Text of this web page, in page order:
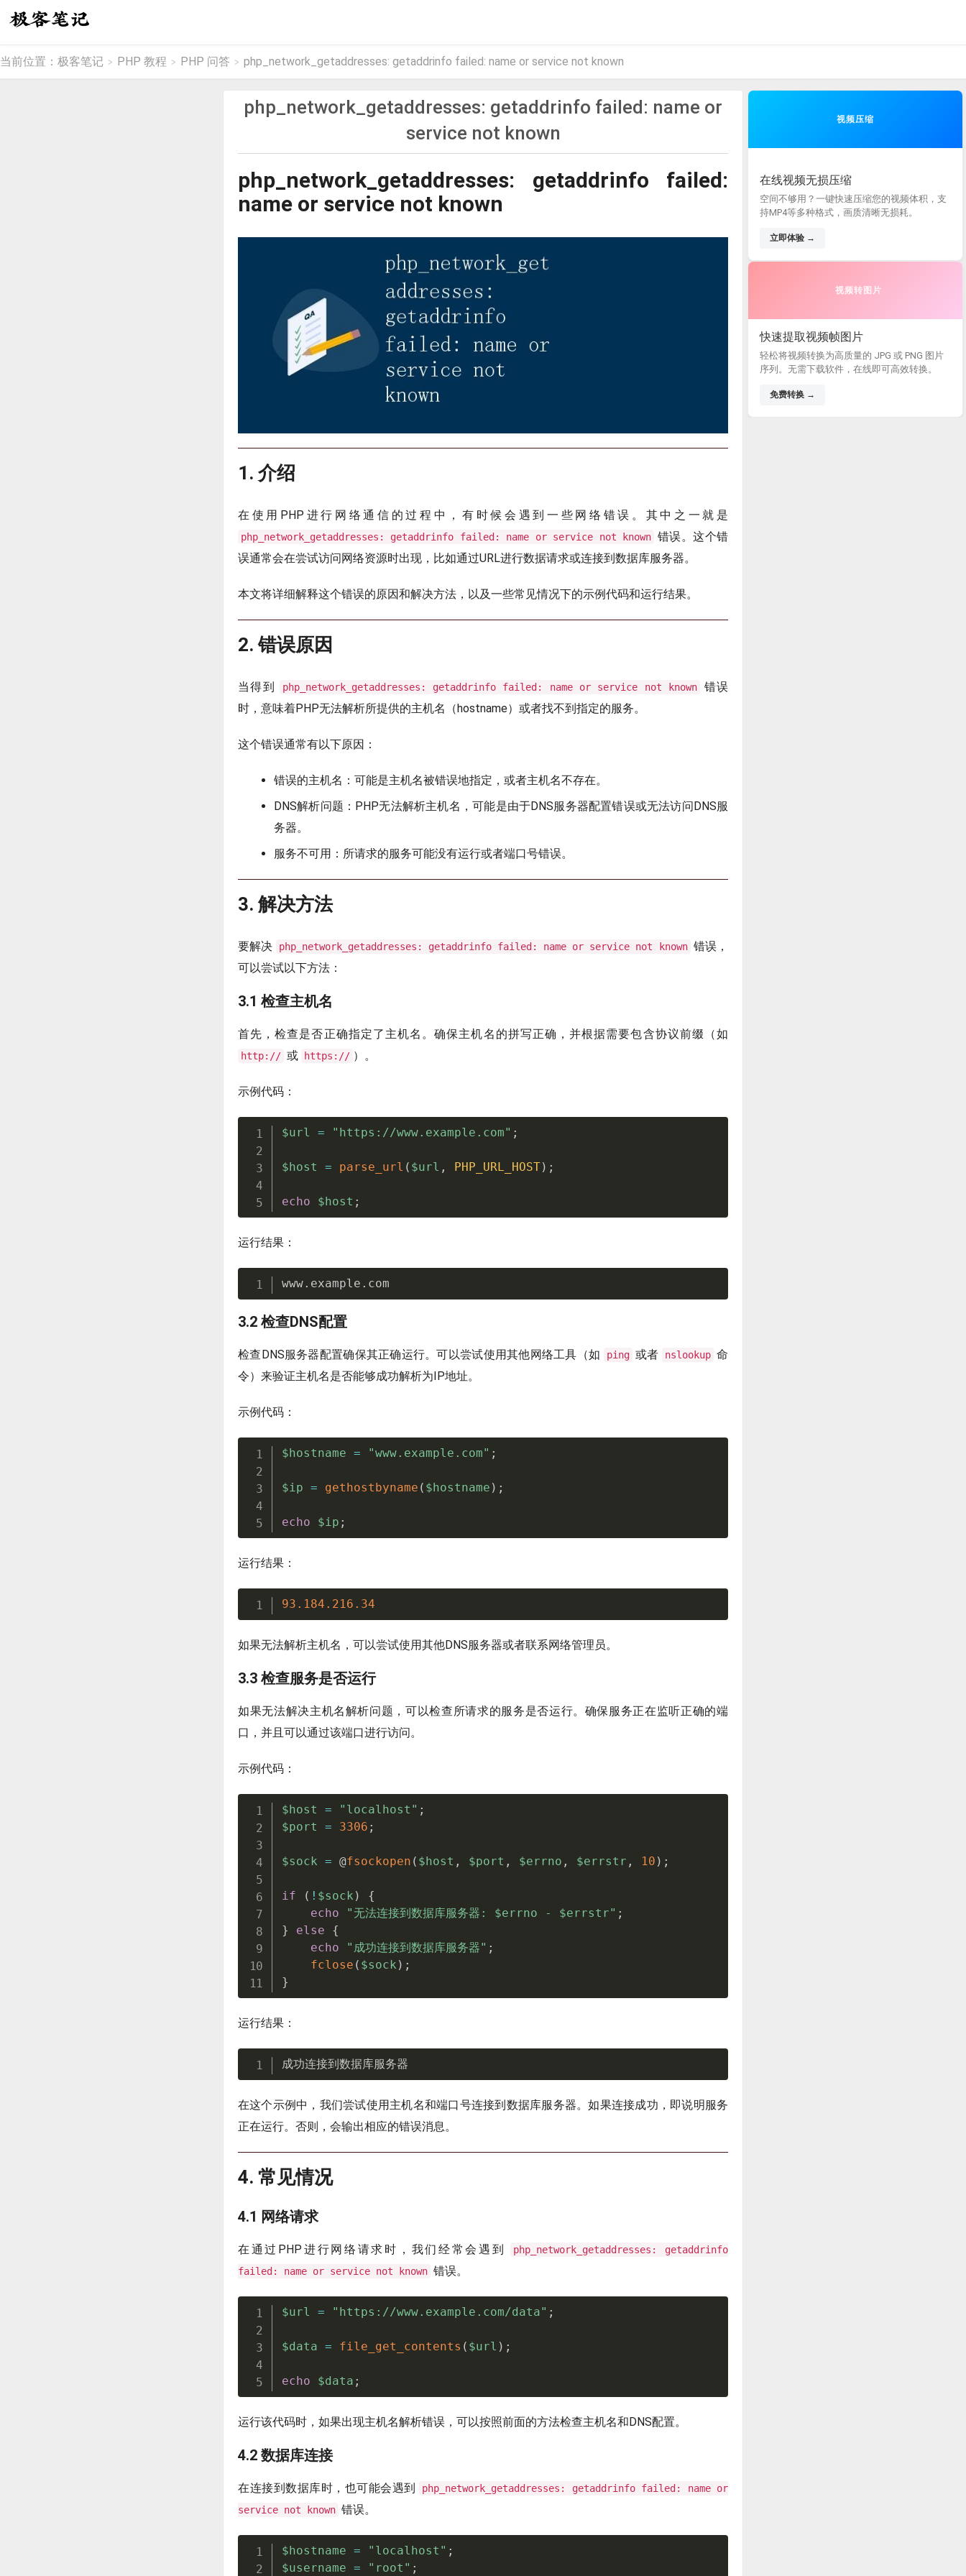
当前位置： 极客笔记 > PHP 教程 > PHP 问答 > php_network_getaddresses: getaddrinfo failed: name or service not known
php_network_getaddresses: getaddrinfo failed: name or
service not known
php_network_getaddresses: getaddrinfo failed:
name or service not known
1. 介绍
在使用PHP进行网络通信的过程中，有时候会遇到一些网络错误。其中之一就是
php_network_getaddresses: getaddrinfo failed: name or service not known 错误。这个错
误通常会在尝试访问网络资源时出现，比如通过URL进行数据请求或连接到数据库服务器。
本文将详细解释这个错误的原因和解决方法，以及一些常见情况下的示例代码和运行结果。
2. 错误原因
当得到 php_network_getaddresses: getaddrinfo failed: name or service not known
错误
时，意味着PHP无法解析所提供的主机名（hostname）或者找不到指定的服务。
这个错误通常有以下原因：
错误的主机名：可能是主机名被错误地指定，或者主机名不存在。
DNS解析问题：PHP无法解析主机名，可能是由于DNS服务器配置错误或无法访问DNS服
务器。
服务不可用：所请求的服务可能没有运行或者端口号错误。
3. 解决方法
要解决 php_network_getaddresses: getaddrinfo failed: name or service not known 错误，
可以尝试以下方法：
3.1 检查主机名
首先，检查是否正确指定了主机名。确保主机名的拼写正确，并根据需要包含协议前缀（如
http:// 或 https:// ）。
示例代码：
$url = "https://www.example.com" ;
$host = parse_url ( $url , PHP_URL_HOST) ;
echo $host ;
运行结果：
www. example . com
3.2 检查DNS配置
检查DNS服务器配置确保其正确运行。可以尝试使用其他网络工具（如 ping 或者 nslookup 命
令）来验证主机名是否能够成功解析为IP地址。
示例代码：
$hostname = "www.example.com" ;
$ip = gethostbyname ( $hostname ) ;
echo $ip ;
运行结果：
93.184 .216 .34
如果无法解析主机名，可以尝试使用其他DNS服务器或者联系网络管理员。
3.3 检查服务是否运行
如果无法解决主机名解析问题，可以检查所请求的服务是否运行。确保服务正在监听正确的端
口，并且可以通过该端口进行访问。
示例代码：
$host = "localhost" ;
$port
= 3306 ;
$sock = @fsockopen ( $host , $port , $errno , $errstr , 10 ) ;
if ( ! $sock )
{
echo
"无法连接到数据库服务器: $errno - $errstr" ;
}
else
{
echo
"成功连接到数据库服务器" ;
fclose ( $sock ) ;
}
运行结果：
成功连接到数据库服务器
在这个示例中，我们尝试使用主机名和端口号连接到数据库服务器。如果连接成功，即说明服务
正在运行。否则，会输出相应的错误消息。
4. 常见情况
4.1 网络请求
在通过PHP进行网络请求时，我们经常会遇到
php_network_getaddresses: getaddrinfo
failed: name or service not known 错误。
$url = "https://www.example.com/data" ;
$data = file_get_contents ( $url ) ;
echo $data ;
运行该代码时，如果出现主机名解析错误，可以按照前面的方法检查主机名和DNS配置。
4.2 数据库连接
在连接到数据库时，也可能会遇到
php_network_getaddresses: getaddrinfo failed: name or
service not known 错误。
$hostname = "localhost" ;
$username = "root" ;
视频压缩
在线视频无损压缩
空间不够用？一键快速压缩您的视频体积，支
持MP4等多种格式，画质清晰无损耗。
立即体验 →
视频转图片
快速提取视频帧图片
轻松将视频转换为高质量的 JPG 或 PNG 图片
序列。无需下载软件，在线即可高效转换。
免费转换 →